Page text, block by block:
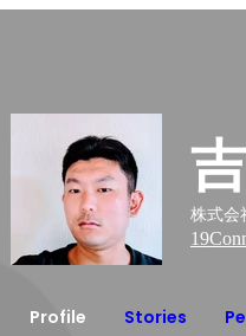
株式会
19
Profile Stories